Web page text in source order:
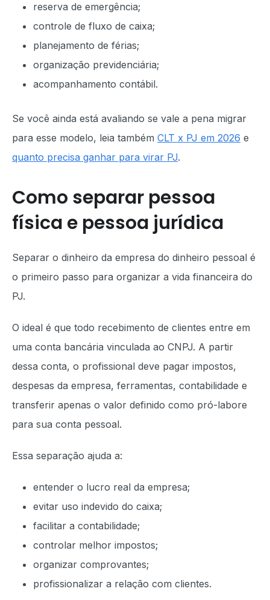
reserva de emergência;
controle de fluxo de caixa;
planejamento de férias;
organização previdenciária;
acompanhamento contábil.
Se você ainda está avaliando se vale a pena migrar
para esse modelo, leia também CLT x PJ em 2026 e
quanto precisa ganhar para virar PJ.
Como separar pessoa
física e pessoa jurídica
Separar o dinheiro da empresa do dinheiro pessoal é
o primeiro passo para organizar a vida financeira do
PJ.
O ideal é que todo recebimento de clientes entre em
uma conta bancária vinculada ao CNPJ. A partir
dessa conta, o profissional deve pagar impostos,
despesas da empresa, ferramentas, contabilidade e
transferir apenas o valor definido como pró-labore
para sua conta pessoal.
Essa separação ajuda a:
entender o lucro real da empresa;
evitar uso indevido do caixa;
facilitar a contabilidade;
controlar melhor impostos;
organizar comprovantes;
profissionalizar a relação com clientes.